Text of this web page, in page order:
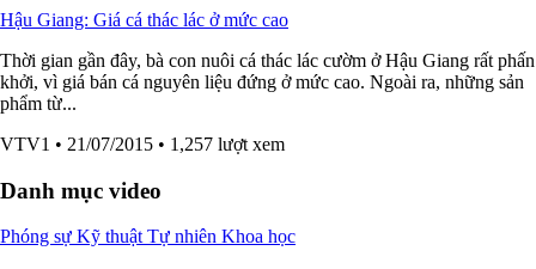
Hậu Giang: Giá cá thác lác ở mức cao
Thời gian gần đây, bà con nuôi cá thác lác cườm ở Hậu Giang rất phấn
khởi, vì giá bán cá nguyên liệu đứng ở mức cao. Ngoài ra, những sản
phẩm từ...
VTV1 • 21/07/2015 • 1,257 lượt xem
Danh mục video
Phóng sự Kỹ thuật Tự nhiên Khoa học